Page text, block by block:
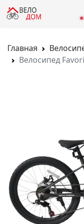
Главная
Велосипед